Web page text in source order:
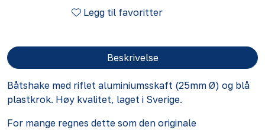
Legg til favoritter
Beskrivelse
Båtshake med riflet aluminiumsskaft (25mm Ø) og blå
plastkrok. Høy kvalitet, laget i Sverige.
For mange regnes dette som den originale